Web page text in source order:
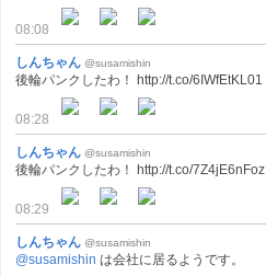
08:08
しんちゃん @susamishin
後輪パンクしたわ！ http://t.co/6IWfEtKL01
08:28
しんちゃん @susamishin
後輪パンクしたわ！ http://t.co/7Z4jE6nFoz
08:29
しんちゃん @susamishin
@susamishin は会社に居るようです。